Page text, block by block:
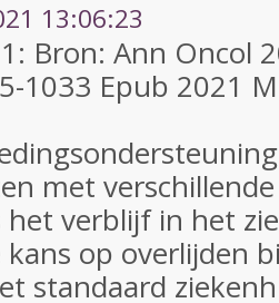
13:06:23
Bron: Ann Oncol
1033 Epub 2021
met
verblijf in het
op overlijden
standaard